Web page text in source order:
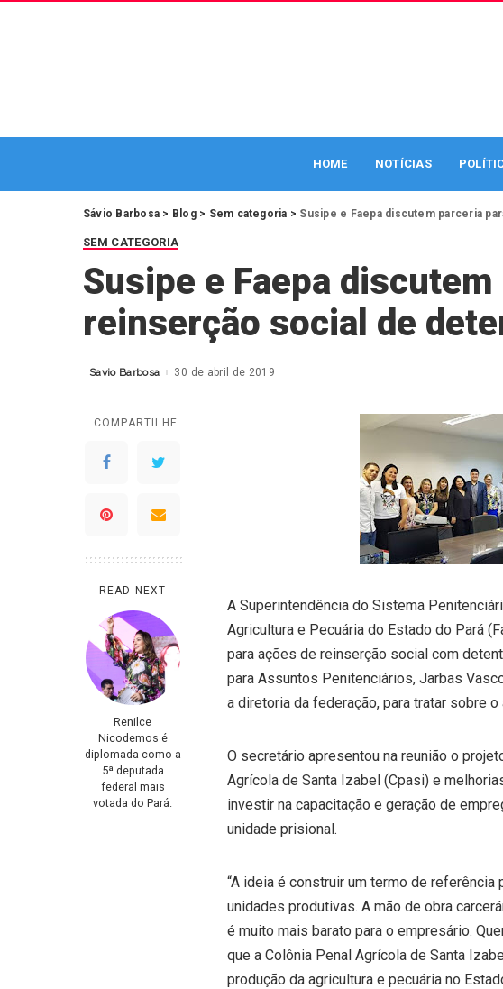
HOME NOTÍCIAS
Sávio Barbosa > Blog> Sem categoria > Susipe e Faepa discutem parceria
SEM CATEGORIA
Susipe e Faepa
reinserção social de
Posted
Savio Barbosa 30 de abril de 2019
COMPARTILHE
READ NEXT
Renilce
Nicodemos é
diplomada como a
5ª deputada
federal mais
votada do Pará.
A Superintendência do Sistema
Agricultura e Pecuária do Estado do Pará
para ações de reinserção social com
para Assuntos Penitenciários, Jarbas
a diretoria da federação, para tratar sobre o
O secretário apresentou na reunião o
Agrícola de Santa Izabel (Cpasi) e
investir na capacitação e geração de
unidade prisional.
“A ideia é construir um termo de
unidades produtivas. A mão de obra
é muito mais barato para o empresário.
que a Colônia Penal Agrícola de Santa
produção da agricultura e pecuária no